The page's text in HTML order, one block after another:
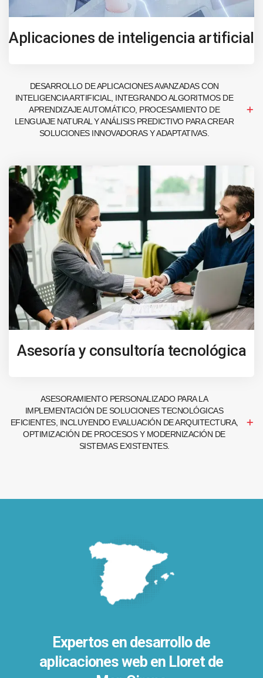
Aplicaciones de inteligencia artificial
DESARROLLO DE APLICACIONES AVANZADAS CON
INTELIGENCIA ARTIFICIAL, INTEGRANDO ALGORITMOS DE
APRENDIZAJE AUTOMÁTICO, PROCESAMIENTO DE
LENGUAJE NATURAL Y ANÁLISIS PREDICTIVO PARA CREAR
SOLUCIONES INNOVADORAS Y ADAPTATIVAS.
Asesoría y consultoría tecnológica
ASESORAMIENTO PERSONALIZADO PARA LA
IMPLEMENTACIÓN DE SOLUCIONES TECNOLÓGICAS
EFICIENTES, INCLUYENDO EVALUACIÓN DE ARQUITECTURA,
OPTIMIZACIÓN DE PROCESOS Y MODERNIZACIÓN DE
SISTEMAS EXISTENTES.
Expertos en desarrollo de
aplicaciones web en Lloret de